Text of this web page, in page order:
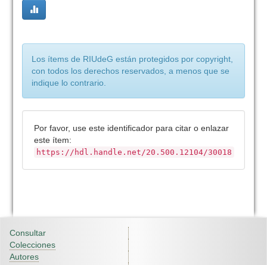
Los ítems de RIUdeG están protegidos por copyright,
con todos los derechos reservados, a menos que se
indique lo contrario.
Por favor, use este identificador para citar o enlazar
este ítem:
https://hdl.handle.net/20.500.12104/30018
Consultar
Colecciones
Autores